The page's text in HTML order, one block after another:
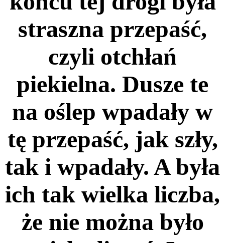
straszna przepaść,
czyli otchłań
piekielna. Dusze te
na oślep wpadały w
tę przepaść, jak szły,
tak i wpadały. A była
ich tak wielka liczba,
że nie można było